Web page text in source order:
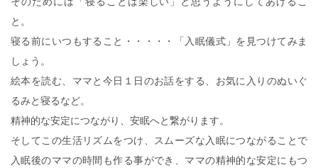
と。
寝る前にいつもすること・・・・・「入眠儀式」を見つけてみま
しょう。
絵本を読む、ママと今日１日のお話をする、お気に入りのぬいぐ
るみと寝るなど。
精神的な安定につながり、安眠へと繋がります。
そしてこの生活リズムをつけ、スムーズな入眠につながることで
入眠後のママの時間も作る事ができ、ママの精神的な安定にもつ